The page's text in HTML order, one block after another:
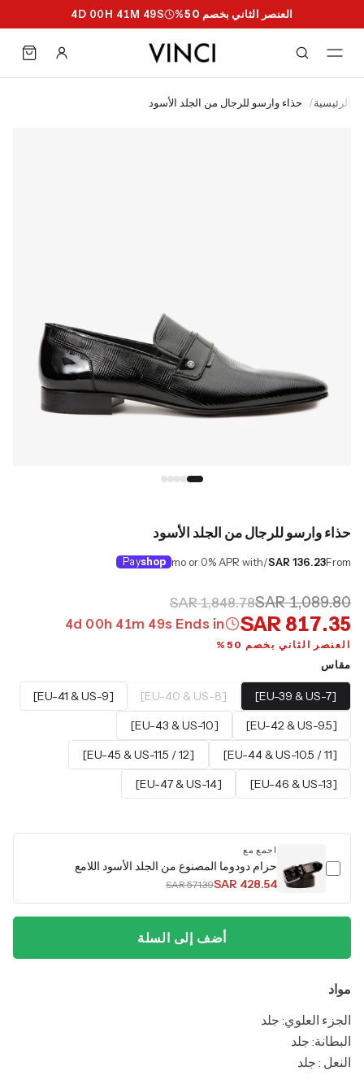
العنصر الثاني بخصم 50% 4D 00H 41M 48S
الرئيسية/ حذاء وارسو للرجال من الجلد الأسود
حذاء وارسو للرجال من الجلد الأسود
From
SAR 136.23
/mo or 0% APR with
shop
Pay
SAR 1,089.80
SAR 1,848.78
SAR 817.35
Ends in
4d 00h 41m 48s
العنصر الثاني بخصم 50%
مقاس
[EU-39 & US-7]
[EU-40 & US-8]
[EU-41 & US-9]
[EU-42 & US-9.5]
[EU-43 & US-10]
[EU-44 & US-10.5 / 11]
[EU-45 & US-11.5 / 12]
[EU-46 & US-13]
[EU-47 & US-14]
اجمع مع
حزام دودوما المصنوع من الجلد الأسود اللامع
SAR 428.54
SAR 571.39
أضف إلى السلة
مواد
الجزء العلوي: جلد
البطانة: جلد
النعل : جلد